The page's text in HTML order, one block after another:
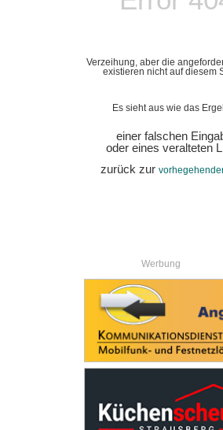
Verzeihung, aber die
existieren nicht auf diesem
Es sieht aus wie das
einer falschen
oder eines veralteten
zurück zur
Werbung